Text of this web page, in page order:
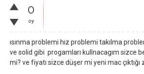
0
oy
ısınma problemi hız problemi takılma
ve solid gibi progamları kullnacagım sizce
mi? ve fiyatı sizce düşer mi yeni mac çıktığı